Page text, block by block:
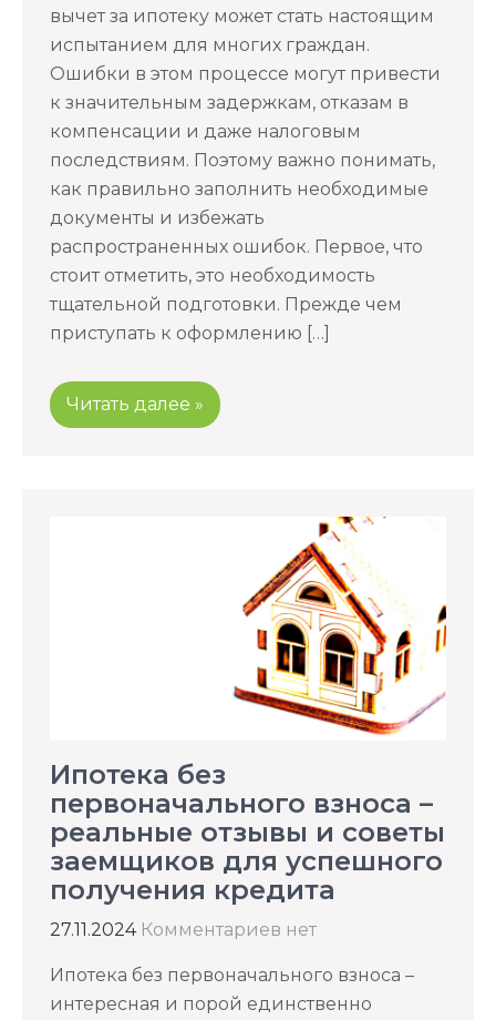
вычет за ипотеку может стать настоящим
испытанием для многих граждан.
Ошибки в этом процессе могут привести
к значительным задержкам, отказам в
компенсации и даже налоговым
последствиям. Поэтому важно понимать,
как правильно заполнить необходимые
документы и избежать
распространенных ошибок. Первое, что
стоит отметить, это необходимость
тщательной подготовки. Прежде чем
приступать к оформлению […]
Читать далее »
Ипотека без
первоначального взноса –
реальные отзывы и советы
заемщиков для успешного
получения кредита
27.11.2024 Комментариев нет
Ипотека без первоначального взноса –
интересная и порой единственно